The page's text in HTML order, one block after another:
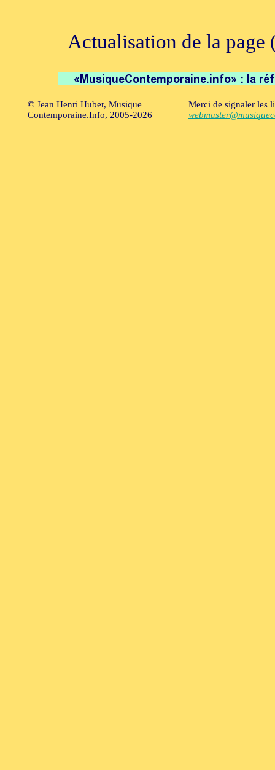
Actualisation de la page
© Jean Henri Huber, Musique
Contemporaine.Info, 2005-2026
Merci de signaler les